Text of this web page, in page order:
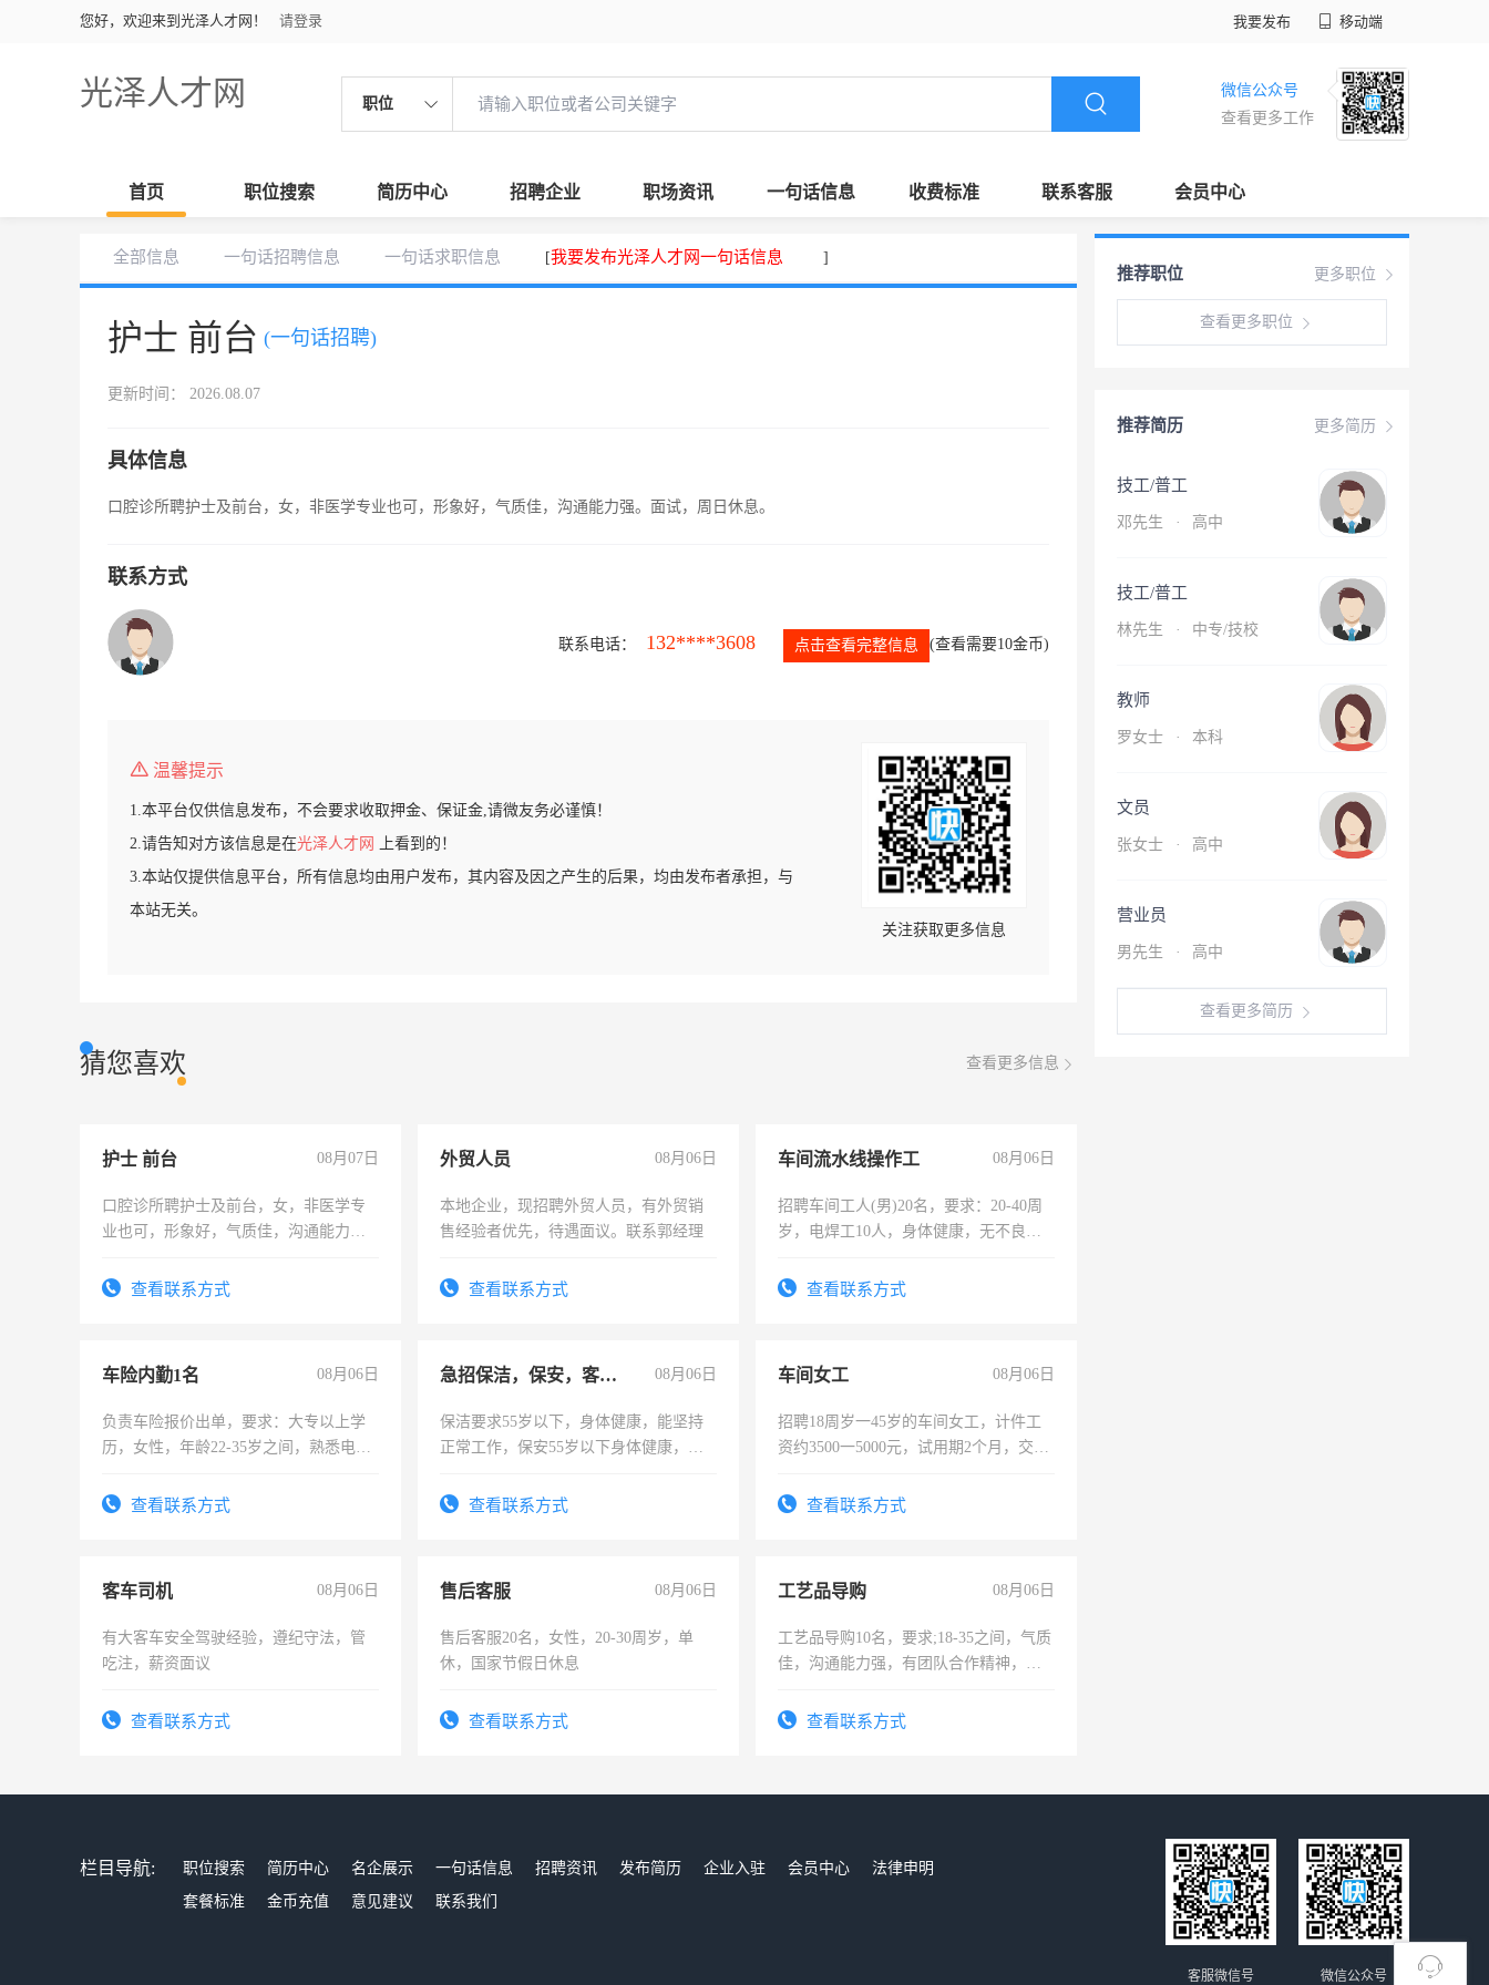
您好，欢迎来到光泽人才网！ 请登录 我要发布 移动端
光泽人才网 职位
微信公众号
查看更多工作
首页 职位搜索 简历中心 招聘企业 职场资讯 一句话信息 收费标准 联系客服 会员中心
全部信息 一句话招聘信息 一句话求职信息 [我要发布光泽人才网一句话信息 ]
护士 前台 (一句话招聘)
更新时间： 2026.08.07
具体信息
口腔诊所聘护士及前台，女，非医学专业也可，形象好，气质佳，沟通能力强。面试，周日休息。
联系方式
联系电话： 132****3608 点击查看完整信息 (查看需要10金币)
温馨提示
1.本平台仅供信息发布，不会要求收取押金、保证金,请微友务必谨慎！
2.请告知对方该信息是在光泽人才网
上看到的！
3.本站仅提供信息平台，所有信息均由用户发布，其内容及因之产生的后果，均由发布者承担，与
本站无关。
关注获取更多信息
猜您喜欢 查看更多信息
护士 前台 08月07日
口腔诊所聘护士及前台，女，非医学专
业也可，形象好，气质佳，沟通能力
查看联系方式
外贸人员 08月06日
本地企业，现招聘外贸人员，有外贸销
售经验者优先，待遇面议。联系郭经理
查看联系方式
车间流水线操作工 08月06日
招聘车间工人(男)20名，要求：20-40周
岁，电焊工10人，身体健康，无不良嗜
宿，免费发放劳保用品，两班倒，每月
查看联系方式
车险内勤1名 08月06日
负责车险报价出单，要求：大专以上学
历，女性，年龄22-35岁之间，熟悉电脑
试用期1-3个月，转正后交纳五险，
查看联系方式
急招保洁，保安，客服，工程 08月06日
保洁要求55岁以下，身体健康，能坚持
正常工作，保安55岁以下身体健康，有
录，客服要求45岁以下高中以上文化，
查看联系方式
车间女工 08月06日
招聘18周岁一45岁的车间女工，计件工
资约3500一5000元，试用期2个月，交五
查看联系方式
客车司机 08月06日
有大客车安全驾驶经验，遵纪守法，管
吃注，薪资面议
查看联系方式
售后客服 08月06日
售后客服20名，女性，20-30周岁，单
休，国家节假日休息
查看联系方式
工艺品导购 08月06日
工艺品导购10名，要求;18-35之间，气质
佳，沟通能力强，有团队合作精神，有
查看联系方式
更多职位
推荐职位
查看更多职位
更多简历
推荐简历
技工/普工
邓先生 · 高中
技工/普工
林先生 · 中专/技校
教师
罗女士 · 本科
文员
张女士 · 高中
营业员
男先生 · 高中
查看更多简历
栏目导航: 职位搜索 简历中心 名企展示 一句话信息 招聘资讯 发布简历 企业入驻 会员中心
法律申明
套餐标准
金币充值 意见建议 联系我们
微信公众号
客服微信号